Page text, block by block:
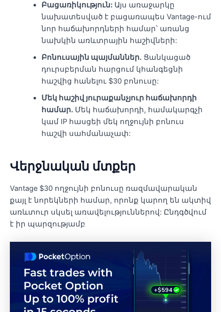
Բացառիկություն:Այս առաջարկը
նախատեսված է բացառապես Vantage-ում
նոր հաճախորդների համար՝ առանց
նախկին առևտրային հաշիվների:
Բոնուսային պայմաններ.Ցանկացած
դուրսբերման հարցում կհանգեցնի
հաշվից հանելու $30 բոնուսը:
Մեկ հաշիվ յուրաքանչյուր հաճախորդի
համար.Մեկ հաճախորդի, համակարգչի
կամ IP հասցեի մեկ ողջույնի բոնուս
հաշվի սահմանաչափ:
Վերջնական մտքեր
Vantage $30 ողջույնի բոնուսը ռազմավարական
քայլ է նորեկների համար, որոնք կարող են ակտիվ
առևտուր սկսել առավելություններով: Ընդգծվում
է իր պարզությամբ